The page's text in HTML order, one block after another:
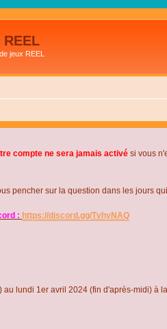
jeux REEL
compte ne sera jamais activé si vous
pencher sur la question dans les jours
: https://discord.gg/TvhyNAQ
lundi 1er avril 2024 (fin d'après-midi) à